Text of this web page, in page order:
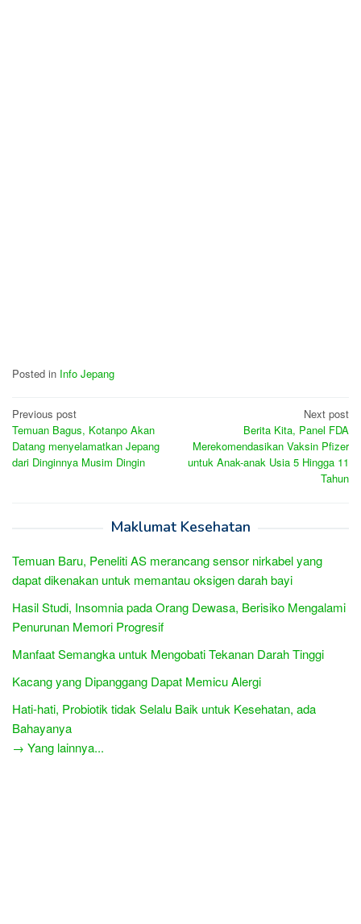
Posted in Info Jepang
Post
navigation
Previous post
Temuan Bagus, Kotanpo Akan
Datang menyelamatkan Jepang
dari Dinginnya Musim Dingin
Next post
Berita Kita, Panel FDA
Merekomendasikan Vaksin Pfizer
untuk Anak-anak Usia 5 Hingga 11
Tahun
Maklumat Kesehatan
Temuan Baru, Peneliti AS merancang sensor nirkabel yang
dapat dikenakan untuk memantau oksigen darah bayi
Hasil Studi, Insomnia pada Orang Dewasa, Berisiko Mengalami
Penurunan Memori Progresif
Manfaat Semangka untuk Mengobati Tekanan Darah Tinggi
Kacang yang Dipanggang Dapat Memicu Alergi
Hati-hati, Probiotik tidak Selalu Baik untuk Kesehatan, ada
Bahayanya
→ Yang lainnya...